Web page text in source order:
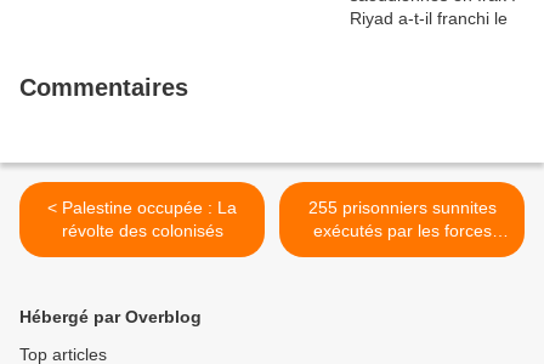
Commentaires
< Palestine occupée : La
révolte des colonisés
255 prisonniers sunnites
exécutés par les forces
gouvernementales et les
Hébergé par Overblog
Top articles